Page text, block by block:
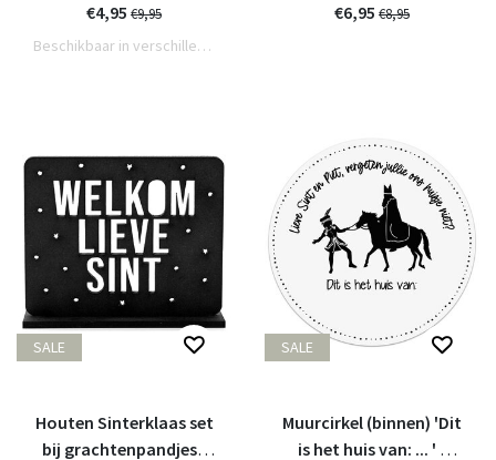
en piet, vergeten jullie
ons huisje niet?' - 20cm
€4,95 €9,95
Beschikbaar in verschillende varianten
Bakfiets met Sint en
€6,95 €8,95
SALE
Houten Sinterklaas set
bij grachtenpandjes -
SALE
Muurcirkel (binnen) 'Dit
is het huis van: ... ' -